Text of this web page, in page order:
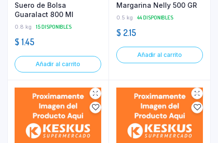
Suero de Bolsa
Guaralact 800 Ml
0.8 kg 15 DISPONIBLES
$ 1.45
Añadir al carrito
Margarina Nelly 500 GR
0.5 kg 44 DISPONIBLES
$ 2.15
Añadir al carrito